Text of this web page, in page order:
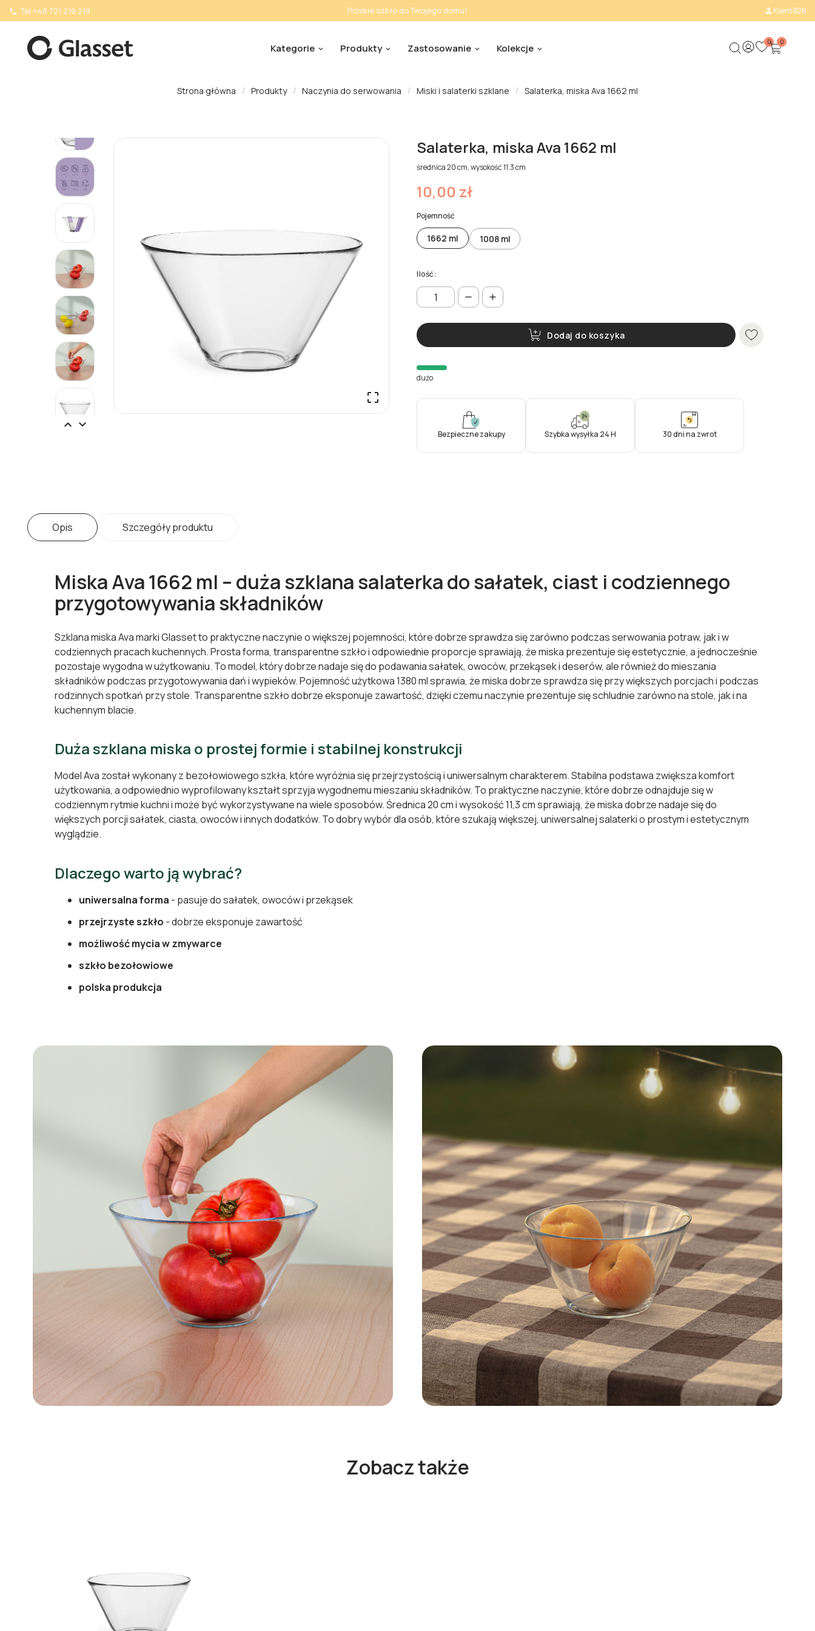
 Tel:+48 721 219 219 Polskie szkło do Twojego domu!  Klient B2B
Kategorie Produkty Zastosowanie Kolekcje
0 0
Strona główna Produkty Naczynia do serwowania Miski i salaterki szklane Salaterka, miska Ava 1662 ml

 
Salaterka, miska Ava 1662 ml
średnica 20 cm, wysokość 11.3 cm
10,00 zł
Pojemność
1662 ml 1008 ml
Ilość:
Dodaj do koszyka
dużo
Bezpieczne zakupy Szybka wysyłka 24 H 30 dni na zwrot
Opis Szczegóły produktu
Miska Ava 1662 ml – duża szklana salaterka do sałatek, ciast i codziennego
przygotowywania składników
Szklana miska Ava marki Glasset to praktyczne naczynie o większej pojemności, które dobrze sprawdza się zarówno podczas serwowania potraw, jak i w
codziennych pracach kuchennych. Prosta forma, transparentne szkło i odpowiednie proporcje sprawiają, że miska prezentuje się estetycznie, a jednocześnie
pozostaje wygodna w użytkowaniu. To model, który dobrze nadaje się do podawania sałatek, owoców, przekąsek i deserów, ale również do mieszania
składników podczas przygotowywania dań i wypieków. Pojemność użytkowa 1380 ml sprawia, że miska dobrze sprawdza się przy większych porcjach i podczas
rodzinnych spotkań przy stole. Transparentne szkło dobrze eksponuje zawartość, dzięki czemu naczynie prezentuje się schludnie zarówno na stole, jak i na
kuchennym blacie.
Duża szklana miska o prostej formie i stabilnej konstrukcji
Model Ava został wykonany z bezołowiowego szkła, które wyróżnia się przejrzystością i uniwersalnym charakterem. Stabilna podstawa zwiększa komfort
użytkowania, a odpowiednio wyprofilowany kształt sprzyja wygodnemu mieszaniu składników. To praktyczne naczynie, które dobrze odnajduje się w
codziennym rytmie kuchni i może być wykorzystywane na wiele sposobów. Średnica 20 cm i wysokość 11,3 cm sprawiają, że miska dobrze nadaje się do
większych porcji sałatek, ciasta, owoców i innych dodatków. To dobry wybór dla osób, które szukają większej, uniwersalnej salaterki o prostym i estetycznym
wyglądzie.
Dlaczego warto ją wybrać?
uniwersalna forma - pasuje do sałatek, owoców i przekąsek
przejrzyste szkło - dobrze eksponuje zawartość
możliwość mycia w zmywarce
szkło bezołowiowe
polska produkcja
Zobacz także